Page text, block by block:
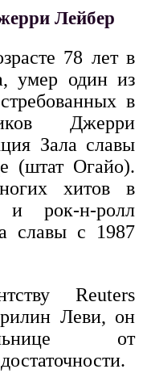
Лейбер
78 лет в
умер один из
в
Джерри
Зала славы
(штат Огайо).
хитов в
и рок-н-ролл
славы с 1987
Reuters
Леви, он
от